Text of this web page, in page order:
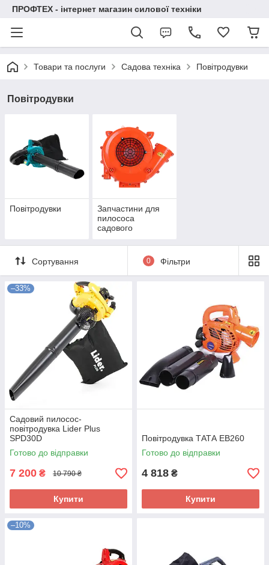
ПРОФТЕХ - інтернет магазин силової техніки
Товари та послуги Садова техніка Повітродувки
Повітродувки
Повітродувки
Запчастини для
пилососа
садового
Сортування 0 Фільтри
–33%
Садовий пилосос-
повітродувка Lider Plus
SPD30D
Готово до відправки
7 200 ₴ 10 790 ₴
Купити
Повітродувка ТАТА EB260
Готово до відправки
4 818 ₴
Купити
–10%